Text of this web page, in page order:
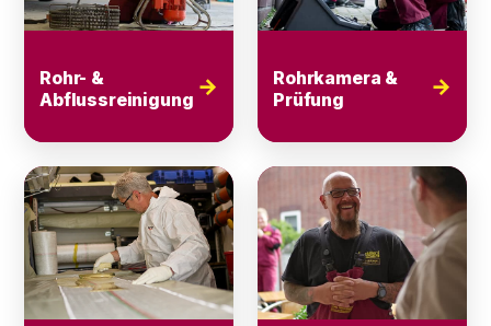
Rohr- &
Abflussreinigung →
Rohrkamera &
Prüfung
→